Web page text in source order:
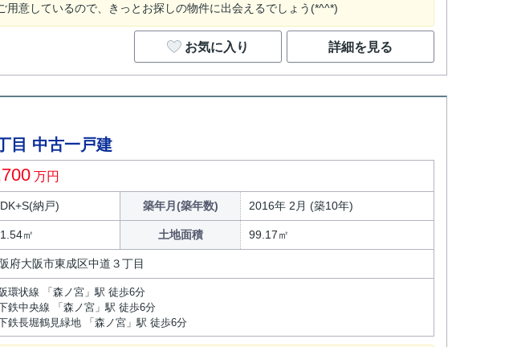
意しているので、きっとお探しの物件に出会えるでしょう(*^^*)
お気に入り 詳細を見る
目 中古一戸建
万円
納戸) 築年月(築年数) 2016年 2月 (築10年)
㎡ 土地面積 99.17㎡
府大阪市東成区中道３丁目
環状線 「森ノ宮」駅 徒歩6分
鉄中央線 「森ノ宮」駅 徒歩6分
鉄長堀鶴見緑地 「森ノ宮」駅 徒歩6分